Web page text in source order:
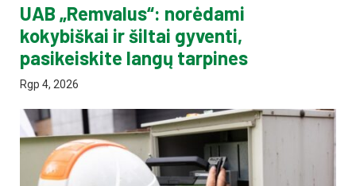
UAB „Remvalus“: norėdami
kokybiškai ir šiltai gyventi,
pasikeiskite langų tarpines
Rgp 4, 2026